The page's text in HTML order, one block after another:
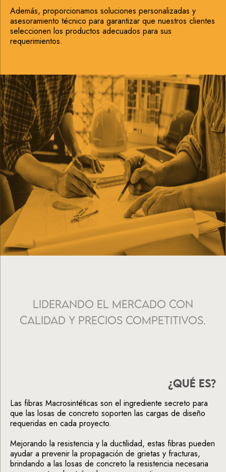
Además, proporcionamos soluciones personalizadas y
asesoramiento técnico para garantizar que nuestros clientes
seleccionen los productos adecuados para sus
requerimientos.
Liderando el mercado con
calidad y precios competitivos.
¿QUÉ ES?
Las fibras Macrosintéticas son el ingrediente secreto para
que las losas de concreto soporten las cargas de diseño
requeridas en cada proyecto.
Mejorando la resistencia y la ductilidad, estas fibras pueden
ayudar a prevenir la propagación de grietas y fracturas,
brindando a las losas de concreto la resistencia necesaria